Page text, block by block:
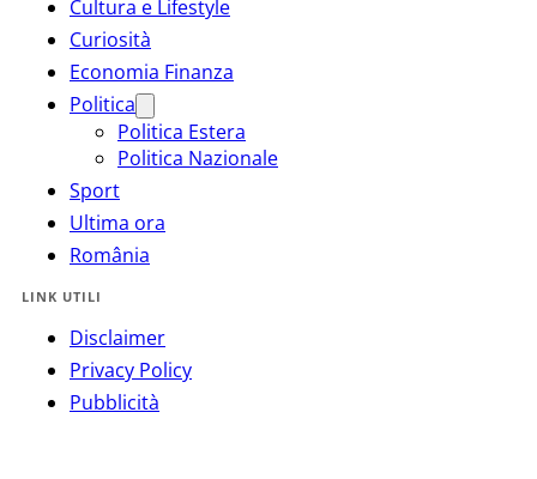
Cultura e Lifestyle
Curiosità
Economia Finanza
Politica
Politica Estera
Politica Nazionale
Sport
Ultima ora
România
LINK UTILI
Disclaimer
Privacy Policy
Pubblicità